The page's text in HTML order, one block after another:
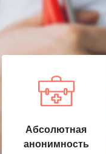
Абсолютная
анонимность